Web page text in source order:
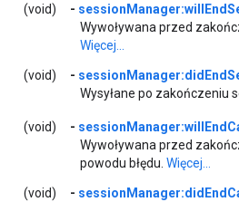
(void) -
Wywoływana przed
Więcej...
(void) -
Wysyłane po zakończeniu
(void) -
Wywoływana przed
powodu błędu. Więcej...
(void) -